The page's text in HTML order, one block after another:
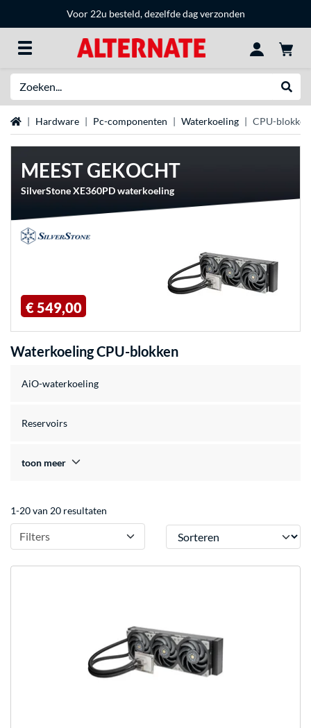
Voor 22u besteld, dezelfde dag verzonden
Home Hardware Pc-componenten Waterkoeling CPU-blokken
MEEST GEKOCHT
SilverStone XE360PD waterkoeling
€ 549,00
Waterkoeling CPU-blokken
AiO-waterkoeling
Reservoirs
toon meer
1-20 van 20 resultaten
Filters Sorteren